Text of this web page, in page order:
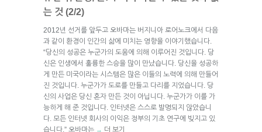
는 것 (2/2)
2012년 선거를 앞두고 오바마는 버지니아 로어노크에서 다음
과 같이 환경이 인간의 삶에 미치는 영향을 이야기했습니다.
“당신의 성공은 누군가의 도움에 의해 이루어진 것입니다. 당
신은 인생에서 훌륭한 스승을 많이 만났습니다. 당신을 성공하
게 만든 미국이라는 시스템은 많은 이들의 노력에 의해 만들어
진 것입니다. 누군가가 도로를 만들고 다리를 지었습니다. 당
신의 사업은 당신 혼자 만든 것이 아닙니다. 누군가가 이를 가
능하게 해 준 것입니다. 인터넷은 스스로 발명되지 않았습니
다. 모든 인터넷 회사의 이익은 정부의 기초 연구에 빚지고 있
습니다.” 오바마는 → 더 보기